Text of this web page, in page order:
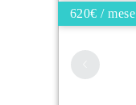
620€ / mese